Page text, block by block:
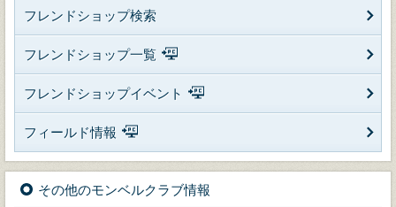
フレンドショップ検索
フレンドショップ一覧
フレンドショップイベント
フィールド情報
その他のモンベルクラブ情報